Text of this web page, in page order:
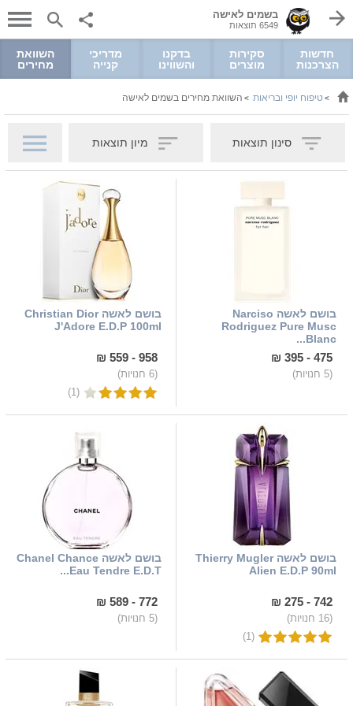
בשמים לאישה
6549 תוצאות
חדשות
הצרכנות
סקירות
מוצרים
בדקנו
והשווינו
מדריכי
קנייה
השוואת
מחירים
> טיפוח יופי ובריאות > השוואת מחירים בשמים לאישה
סינון תוצאות מיון תוצאות
בושם לאשה Narciso
Rodriguez Pure Musc
Blanc...
475 - 395 ₪
(5 חנויות)
בושם לאשה Christian Dior
J'Adore E.D.P 100ml
958 - 559 ₪
(6 חנויות)
(1)
בושם לאשה Thierry Mugler
Alien E.D.P 90ml
742 - 275 ₪
(16 חנויות)
(1)
בושם לאשה Chanel Chance
Eau Tendre E.D.T...
772 - 589 ₪
(5 חנויות)